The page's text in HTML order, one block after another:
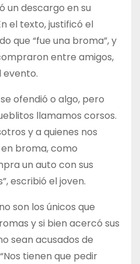
un descargo en su
el texto, justificó el
que “fue una broma”, y
entre amigos,
ofendió o algo, pero
llamamos corsos.
y a quienes nos
broma, como
un auto con sus
escribió el joven.
son los únicos que
y si bien acercó sus
sean acusados de
tienen que pedir